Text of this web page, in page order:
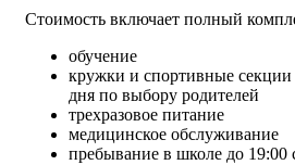
Стоимость включает полный
обучение
кружки и спортивные
дня по выбору родителей
трехразовое питание
медицинское обслуживание
пребывание в школе до 19:00